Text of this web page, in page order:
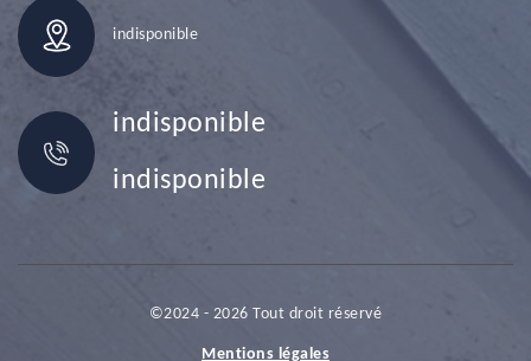
indisponible
indisponible
indisponible
©2024 - 2026 Tout droit réservé
Mentions légales